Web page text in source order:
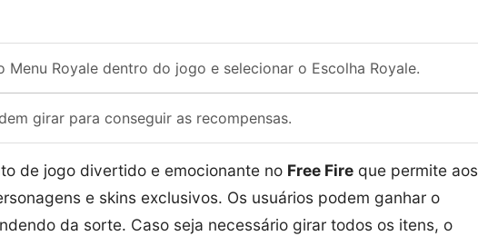
Royale dentro do jogo e selecionar o Escolha Royale.
girar para conseguir as recompensas.
de jogo divertido e emocionante no Free Fire que permite aos
e skins exclusivos. Os usuários podem ganhar o
da sorte. Caso seja necessário girar todos os itens, o